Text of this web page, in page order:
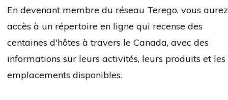
En devenant membre du réseau Terego, vous aurez
accès à un répertoire en ligne qui recense des
centaines d'hôtes à travers le Canada, avec des
informations sur leurs activités, leurs produits et les
emplacements disponibles.